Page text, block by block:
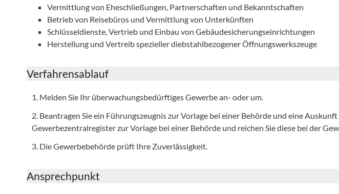
Vermittlung von Eheschließungen, Partnerschaften und Bekanntschaften
Betrieb von Reisebüros und Vermittlung von Unterkünften
Schlüsseldienste, Vertrieb und Einbau von Gebäudesicherungseinrichtungen
Herstellung und Vertreib spezieller diebstahlbezogener Öffnungswerkszeuge
Verfahrensablauf
1. Melden Sie Ihr überwachungsbedürftiges Gewerbe an- oder um.
2. Beantragen Sie ein Führungszeugnis zur Vorlage bei einer Behörde und eine Auskunft
Gewerbezentralregister zur Vorlage bei einer Behörde und reichen Sie diese bei der
3. Die Gewerbebehörde prüft Ihre Zuverlässigkeit.
Ansprechpunkt